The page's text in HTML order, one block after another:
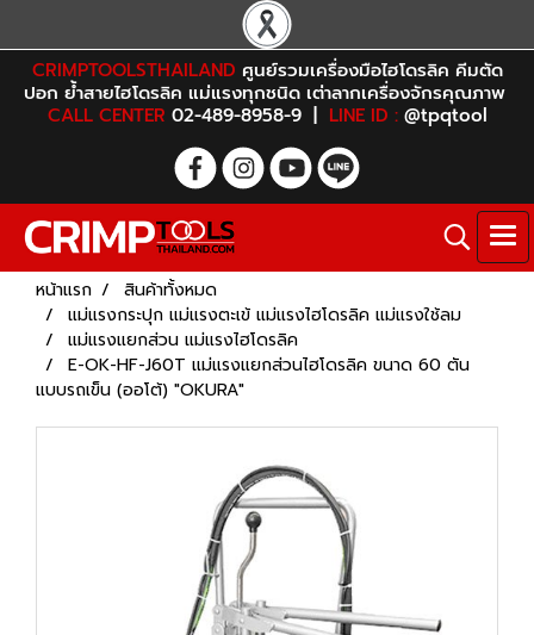
CRIMPTOOLSTHAILAND ศูนย์รวมเครื่องมือไฮโดรลิค คีมตัด
ปอก ย้ำสายไฮโดรลิค แม่แรงทุกชนิด เต่าลากเครื่องจักรคุณภาพ
CALL CENTER 02-489-8958-9 | LINE ID :@tpqtool
หน้าแรก
สินค้าทั้งหมด
แม่แรงกระปุก แม่แรงตะเข้ แม่แรงไฮโดรลิค แม่แรงใช้ลม
แม่แรงแยกส่วน แม่แรงไฮโดรลิค
E-OK-HF-J60T แม่แรงแยกส่วนไฮโดรลิค ขนาด 60 ตัน
แบบรถเข็น (ออโต้) "OKURA"